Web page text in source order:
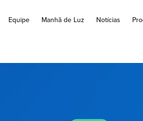
Equipe Manhã de Luz Notícias